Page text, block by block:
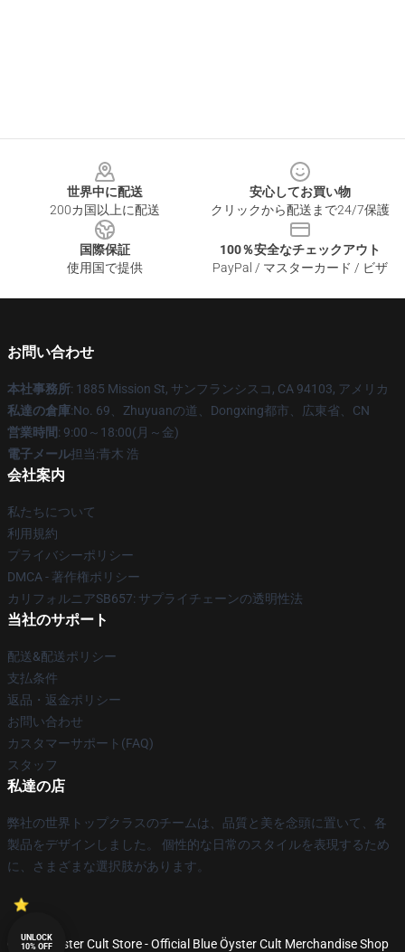
世界中に配送
200カ国以上に配送
安心してお買い物
クリックから配送まで24/7保護
国際保証
使用国で提供
100％安全なチェックアウト
PayPal / マスターカード / ビザ
お問い合わせ
本社事務所: 1885 Mission St, サンフランシスコ, CA 94103, アメリカ
私達の倉庫:No. 69、Zhuyuanの道、Dongxing都市、広東省、CN
営業時間: 9:00～18:00(月～金)
電子メール担当:青木 浩
会社案内
私たちについて
利用規約
プライバシーポリシー
DMCA - 著作権ポリシー
カリフォルニアSB657: サプライチェーンの透明性法
当社のサポート
配送&配送ポリシー
支払条件
返品・返金ポリシー
お問い合わせ
カスタマーサポート(FAQ)
スタッフ
私達の店
弊社の世界トップクラスのチームは、品質と美を念頭に置いて、各
製品をデザインしました。 個性的な日常のスタイルを表現するため
に、さまざまな選択肢があります。
© Blue Öyster Cult Store - Official Blue Öyster Cult Merchandise Shop
UNLOCK
10% OFF